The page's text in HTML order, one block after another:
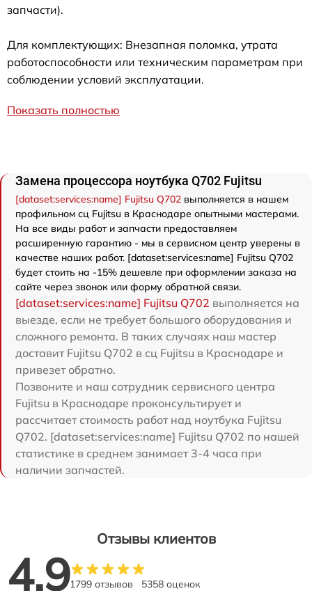
запчасти).
Для комплектующих: Внезапная поломка, утрата
работоспособности или техническим параметрам при
соблюдении условий эксплуатации.
Показать полностью
Замена процессора ноутбука Q702 Fujitsu
[dataset:services:name] Fujitsu Q702 выполняется в нашем
профильном сц Fujitsu в Краснодаре опытными мастерами.
На все виды работ и запчасти предоставляем
расширенную гарантию - мы в сервисном центр уверены в
качестве наших работ. [dataset:services:name] Fujitsu Q702
будет стоить на -15% дешевле при оформлении заказа на
сайте через звонок или форму обратной связи.
[dataset:services:name] Fujitsu Q702 выполняется на
выезде, если не требует большого оборудования и
сложного ремонта. В таких случаях наш мастер
доставит Fujitsu Q702 в сц Fujitsu в Краснодаре и
привезет обратно.
Позвоните и наш сотрудник сервисного центра
Fujitsu в Краснодаре проконсультирует и
рассчитает стоимость работ над ноутбука Fujitsu
Q702. [dataset:services:name] Fujitsu Q702 по нашей
статистике в среднем занимает 3-4 часа при
наличии запчастей.
Отзывы клиентов
4.91799 отзывов 5358 оценок